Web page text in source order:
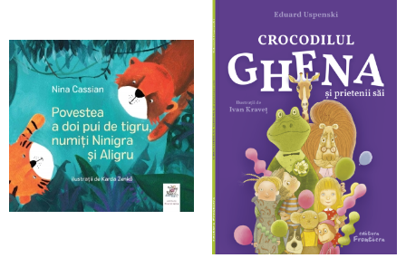
Adulți
toate vârstele
Editura Univers
Cera
Editura Aramis
Editura Arthur
Editura Bookzone